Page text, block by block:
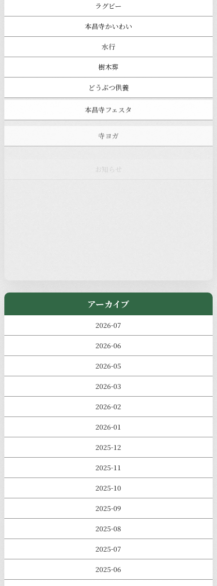
ラグビー
本昌寺かいわい
水行
樹木葬
どうぶつ供養
本昌寺フェスタ
お知らせ
注目の記事
アーカイブ
2026-07
2026-06
2026-05
2026-03
2026-02
2026-01
2025-12
2025-11
2025-10
2025-09
2025-08
2025-07
2025-06